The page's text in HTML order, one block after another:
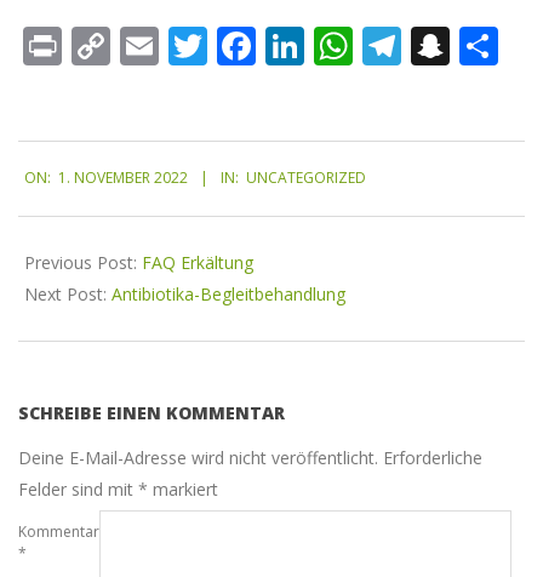
PrintCopyEmailTwitter
Facebook
LinkedIn
WhatsApp
ON: 1. NOVEMBER 2022 IN: UNCATEGORIZED
Previous Post: FAQ Erkältung
Next Post: Antibiotika-Begleitbehandlung
SCHREIBE EINEN KOMMENTAR
Deine E-Mail-Adresse wird nicht veröffentlicht. Erforderliche
Felder sind mit * markiert
Kommentar
*